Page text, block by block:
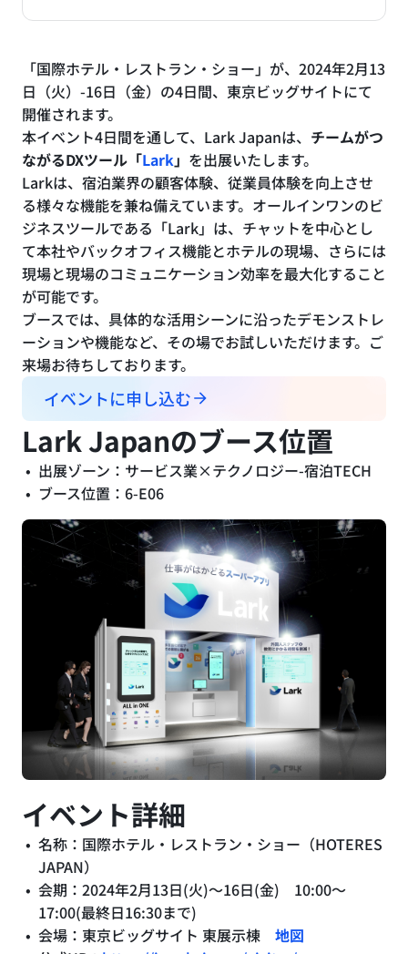
「国際ホテル・レストラン・ショー」が、2024年2月13
日（火）-16日（金）の4日間、東京ビッグサイトにて
開催されます。
本イベント4日間を通して、Lark Japanは、 チームがつ
ながるDXツール「Lark」 を出展いたします。
Larkは、宿泊業界の顧客体験、従業員体験を向上させ
る様々な機能を兼ね備えています。オールインワンのビ
ジネスツールである「Lark」は、チャットを中心とし
て本社やバックオフィス機能とホテルの現場、さらには
現場と現場のコミュニケーション効率を最大化すること
が可能です。
ブースでは、具体的な活用シーンに沿ったデモンストレ
ーションや機能など、その場でお試しいただけます。ご
来場お待ちしております。
イベントに申し込む
Lark Japanのブース位置
出展ゾーン：サービス業×テクノロジー-宿泊TECH
ブース位置：6-E06
イベント詳細
名称：国際ホテル・レストラン・ショー（HOTERES
JAPAN）
会期：2024年2月13日(火)～16日(金) 10:00～
17:00(最終日16:30まで)
会場：東京ビッグサイト 東展示棟地図